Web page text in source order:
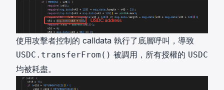
使用攻擊者控制的 calldata 執行了底層呼叫，導致
USDC.transferFrom() 被調用，所有授權的 USDC
均被耗盡。